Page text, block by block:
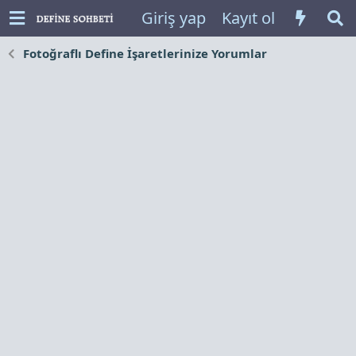
Giriş yap Kayıt ol
Fotoğraflı Define İşaretlerinize Yorumlar